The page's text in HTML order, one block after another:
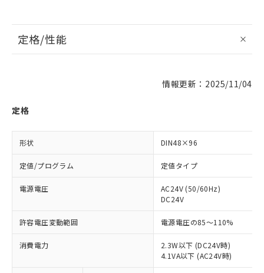
定格/性能
情報更新：2025/11/04
定格
形状 DIN48×96
定値/プログラム 定値タイプ
電源電圧
AC24V (50/60Hz)
DC24V
許容電圧変動範囲 電源電圧の85～110%
消費電力
2.3W以下 (DC24V時)
4.1VA以下 (AC24V時)